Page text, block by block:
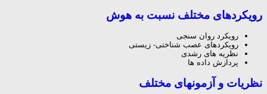
رویکردهای مختلف نسبت به هوش
رویکرد روان سنجی
رویکردهای عصب شناختی- زیستی
نظریه های رشدی
پردازش داده ها
نظریات و آزمونهای مختلف